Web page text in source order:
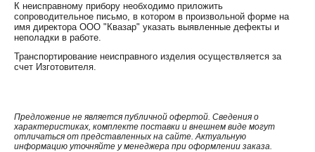
К неисправному прибору необходимо приложить
сопроводительное письмо, в котором в произвольной форме на
имя директора ООО "Квазар" указать выявленные дефекты и
неполадки в работе.
Транспортирование неисправного изделия осуществляется за
счет Изготовителя.
Предложение не является публичной офертой. Сведения о
характеристиках, комплекте поставки и внешнем виде могут
отличаться от представленных на сайте. Актуальную
информацию уточняйте у менеджера при оформлении заказа.